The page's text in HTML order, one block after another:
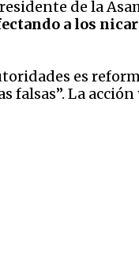
de la
a los
es
falsas”. La